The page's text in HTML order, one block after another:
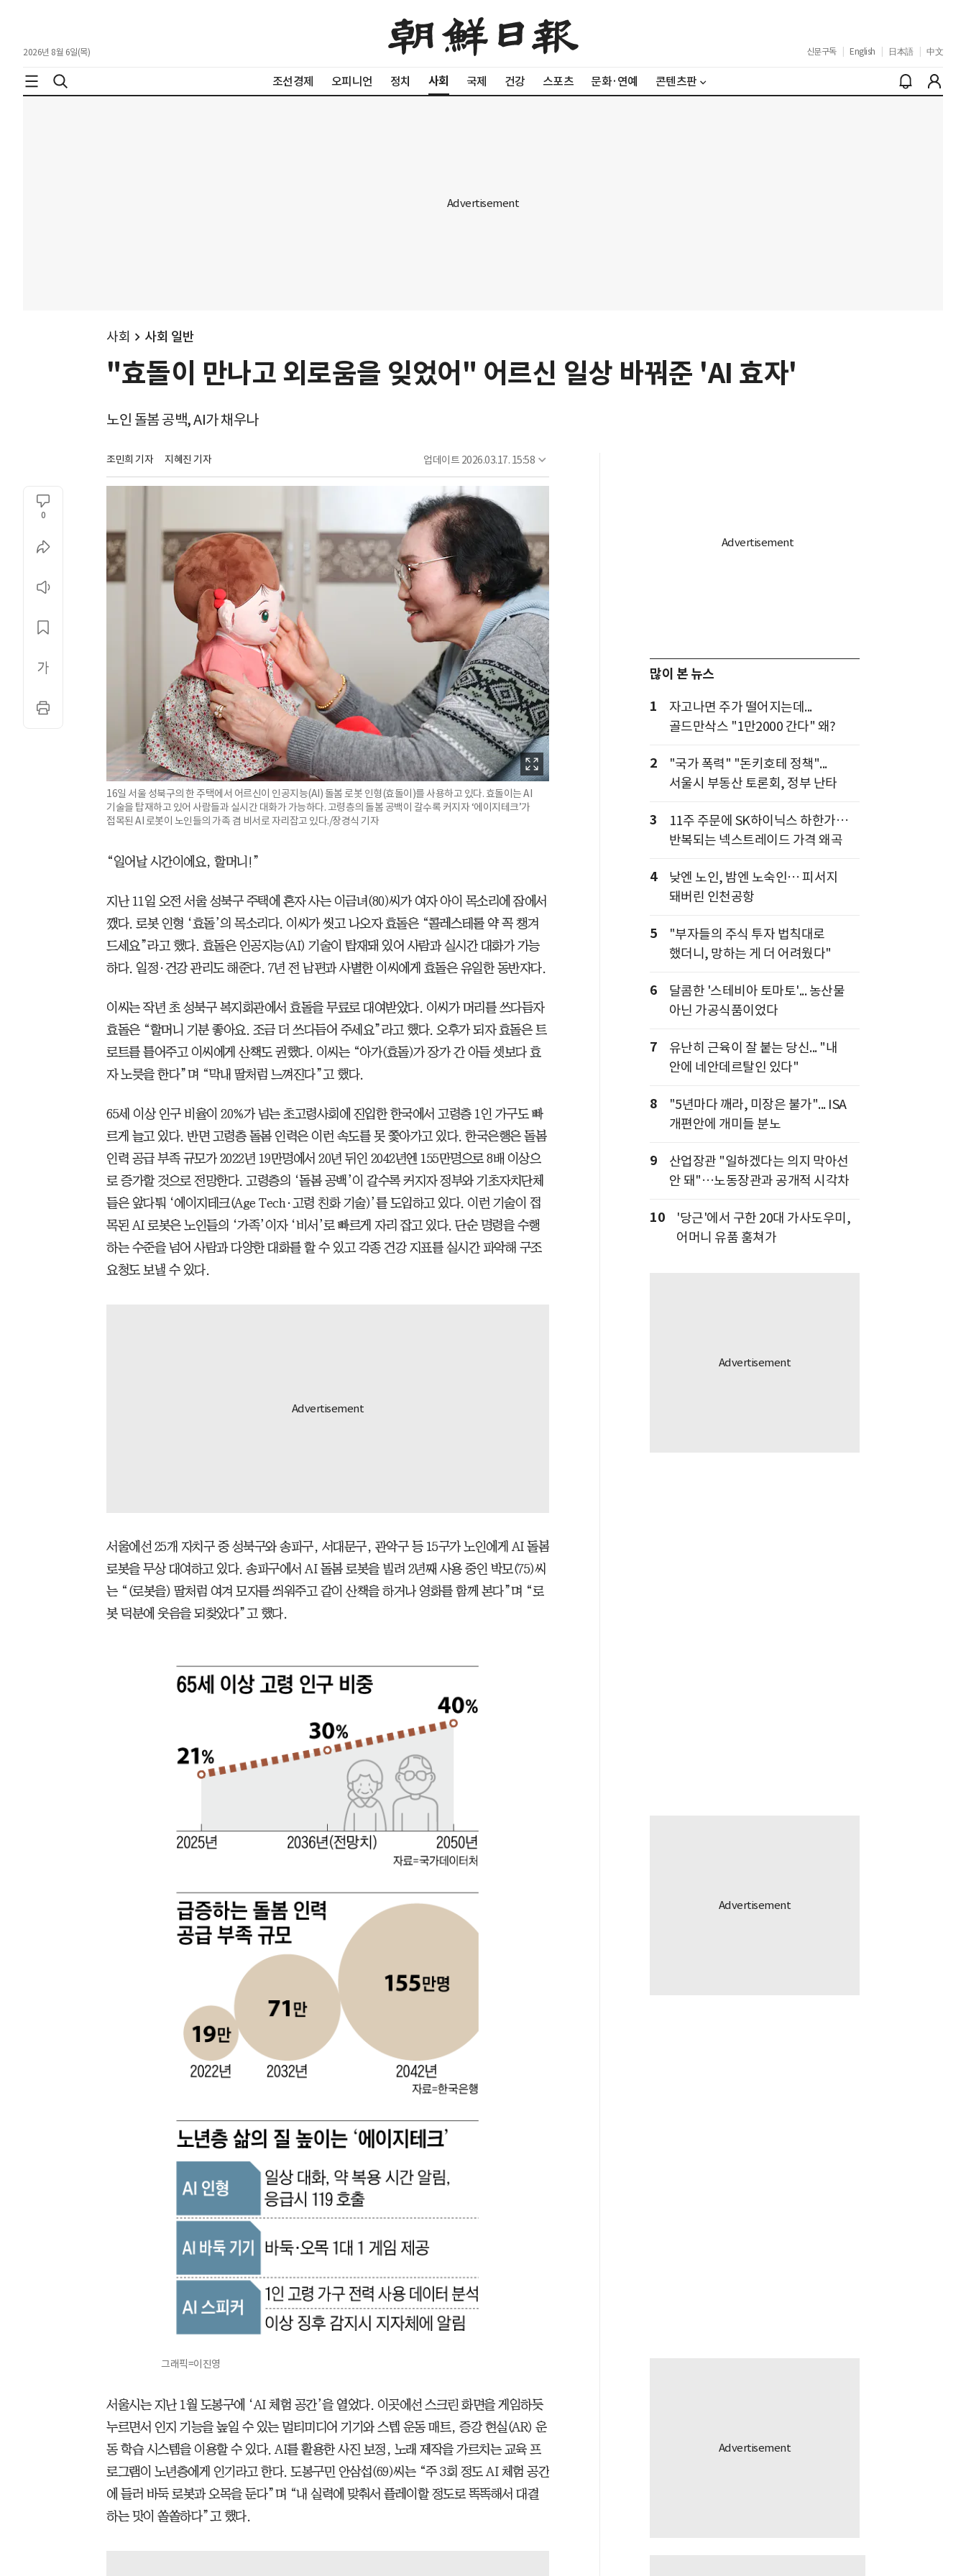
2026년 8월 6일(목) 신문구독 English 日本語 中文
조선경제 오피니언 정치 사회 국제 건강 스포츠 문화·연예 콘텐츠판
사회 사회 일반
"효돌이 만나고 외로움을 잊었어" 어르신 일상 바꿔준 'AI 효자'
노인 돌봄 공백, AI가 채우나
조민희 기자 지혜진 기자 업데이트 2026.03.17. 15:58
0
16일 서울 성북구의 한 주택에서 어르신이 인공지능(AI) 돌봄 로봇 인형(효돌이)를 사용하고 있다. 효돌이는 AI
기술을 탑재하고 있어 사람들과 실시간 대화가 가능하다. 고령층의 돌봄 공백이 갈수록 커지자 ‘에이지테크’가
접목된 AI 로봇이 노인들의 가족 겸 비서로 자리잡고 있다./장경식 기자
“일어날 시간이에요, 할머니!”
지난 11일 오전 서울 성북구 주택에 혼자 사는 이금녀(80)씨가 여자 아이 목소리에 잠에서
깼다. 로봇 인형 ‘효돌’의 목소리다. 이씨가 씻고 나오자 효돌은 “콜레스테롤 약 꼭 챙겨
드세요”라고 했다. 효돌은 인공지능(AI) 기술이 탑재돼 있어 사람과 실시간 대화가 가능
하다. 일정·건강 관리도 해준다. 7년 전 남편과 사별한 이씨에게 효돌은 유일한 동반자다.
이씨는 작년 초 성북구 복지회관에서 효돌을 무료로 대여받았다. 이씨가 머리를 쓰다듬자
효돌은 “할머니 기분 좋아요. 조금 더 쓰다듬어 주세요”라고 했다. 오후가 되자 효돌은 트
로트를 틀어주고 이씨에게 산책도 권했다. 이씨는 “아가(효돌)가 장가 간 아들 셋보다 효
자 노릇을 한다”며 “막내 딸처럼 느껴진다”고 했다.
65세 이상 인구 비율이 20%가 넘는 초고령사회에 진입한 한국에서 고령층 1인 가구도 빠
르게 늘고 있다. 반면 고령층 돌봄 인력은 이런 속도를 못 쫓아가고 있다. 한국은행은 돌봄
인력 공급 부족 규모가 2022년 19만명에서 20년 뒤인 2042년엔 155만명으로 8배 이상으
로 증가할 것으로 전망한다. 고령층의 ‘돌봄 공백’이 갈수록 커지자 정부와 기초자치단체
들은 앞다퉈 ‘에이지테크(Age Tech·고령 친화 기술)’를 도입하고 있다. 이런 기술이 접
목된 AI 로봇은 노인들의 ‘가족’이자 ‘비서’로 빠르게 자리 잡고 있다. 단순 명령을 수행
하는 수준을 넘어 사람과 다양한 대화를 할 수 있고 각종 건강 지표를 실시간 파악해 구조
요청도 보낼 수 있다.
서울에선 25개 자치구 중 성북구와 송파구, 서대문구, 관악구 등 15구가 노인에게 AI 돌봄
로봇을 무상 대여하고 있다. 송파구에서 AI 돌봄 로봇을 빌려 2년째 사용 중인 박모(75)씨
는 “(로봇을) 딸처럼 여겨 모자를 씌워주고 같이 산책을 하거나 영화를 함께 본다”며 “로
봇 덕분에 웃음을 되찾았다”고 했다.
그래픽=이진영
서울시는 지난 1월 도봉구에 ‘AI 체험 공간’을 열었다. 이곳에선 스크린 화면을 게임하듯
누르면서 인지 기능을 높일 수 있는 멀티미디어 기기와 스텝 운동 매트, 증강 현실(AR) 운
동 학습 시스템을 이용할 수 있다. AI를 활용한 사진 보정, 노래 제작을 가르치는 교육 프
로그램이 노년층에게 인기라고 한다. 도봉구민 안삼섭(69)씨는 “주 3회 정도 AI 체험 공간
에 들러 바둑 로봇과 오목을 둔다”며 “내 실력에 맞춰서 플레이할 정도로 똑똑해서 대결
하는 맛이 쏠쏠하다”고 했다.
많이 본 뉴스
1
자고나면 주가 떨어지는데...
골드만삭스 "1만2000 간다" 왜?
2
"국가 폭력" "돈키호테 정책"...
서울시 부동산 토론회, 정부 난타
3
11주 주문에 SK하이닉스 하한가…
반복되는 넥스트레이드 가격 왜곡
4
낮엔 노인, 밤엔 노숙인… 피서지
돼버린 인천공항
5
"부자들의 주식 투자 법칙대로
했더니, 망하는 게 더 어려웠다"
6
달콤한 '스테비아 토마토'... 농산물
아닌 가공식품이었다
7
유난히 근육이 잘 붙는 당신... "내
안에 네안데르탈인 있다"
8
"5년마다 깨라, 미장은 불가"... ISA
개편안에 개미들 분노
9
산업장관 "일하겠다는 의지 막아선
안 돼"…노동장관과 공개적 시각차
10
'당근'에서 구한 20대 가사도우미,
어머니 유품 훔쳐가